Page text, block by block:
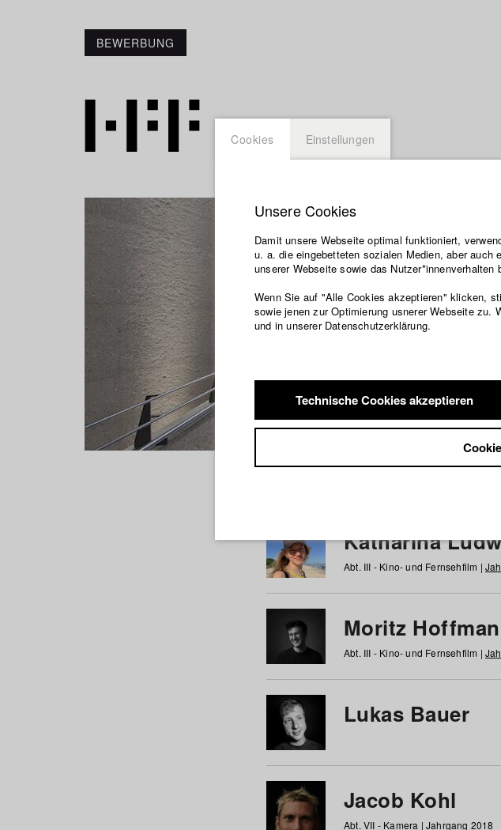
BEWERBUNG
Studierende / Alumni
a b c d e f g h i j k l m n o p q
Katharina
Abt. III - Kino- und Fernsehfilm |
Moritz
Abt. III - Kino- und Fernsehfilm |
Lukas Bauer
Jacob Kohl
Abt. VII - Kamera | Jahrgang 2018
Cookies Einstellungen
Unsere Cookies
Damit unsere Webseite optimal funktioniert,
u. a. die eingebetteten sozialen Medien, aber
unserer Webseite sowie das Nutzer*innenverhalten
Wenn Sie auf "Alle Cookies akzeptieren" klicken,
sowie jenen zur Optimierung usnerer Webseite zu.
und in unserer Datenschutzerklärung.
Technische Cookies akzeptieren